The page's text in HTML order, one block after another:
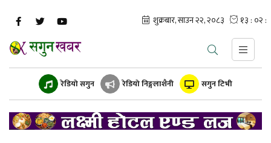
रेडियो सगुन रेडियो निङ्गलाशैनी सगुन टिभी